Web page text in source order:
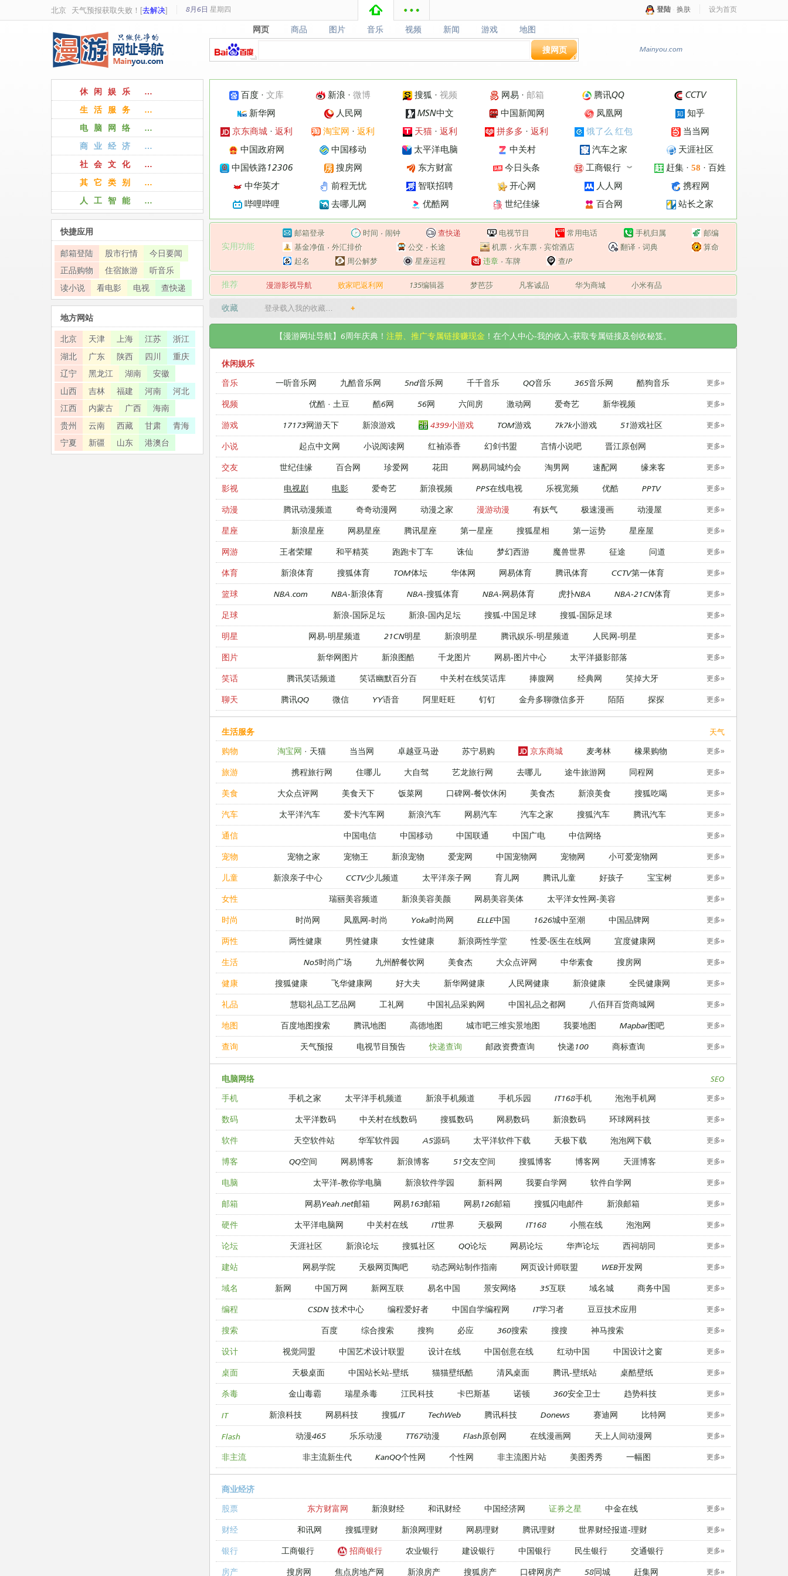
北京 天气预报获取失败！[去解决] 8月6日 星期四 登陆 换肤 设为首页
网页
网页 商品
商品 图片
图片 音乐
音乐 视频
视频 新闻
新闻 游戏
游戏 地图
地图
搜网页 Mainyou.com
百度· 文库 新浪 · 微博 搜狐 · 视频 网易 · 邮箱 腾讯QQ
CCTV
新华网
人民网 MSN中文 中国新闻网 凤凰网
知乎
京东商城· 返利 淘宝网 · 返利 天猫· 返利 拼多多 · 返利 饿了么 红包
当当网
中国政府网
中国移动 太平洋电脑 中关村 汽车之家
天涯社区
中国铁路12306
搜房网 东方财富 今日头条 工商银行 ︾ 赶集 · 58 · 百姓
中华英才
前程无忧 智联招聘 开心网 人人网
携程网
哔哩哔哩
去哪儿网 优酷网 世纪佳缘 百合网 站长之家
实用功能
邮箱登录 时间· 闹钟 查快递 电视节目 常用电话 手机归属
邮编
基金净值 · 外汇排价 公交 ·长途 机票· 火车票· 宾馆酒店 翻译· 词典
算命
起名
周公解梦 星座运程 违章 · 车牌 查IP
推荐 漫游影视导航 败家吧返利网 135编辑器 梦芭莎 凡客诚品 华为商城 小米有品
收藏 登录载入我的收藏… +
【漫游网址导航】6周年庆典！ 注册、推广专属链接赚现金 ！在个人中心-我的收入-获取专属链接及创收秘笈。
休闲娱乐
音乐
一听音乐网 九酷音乐网 5nd音乐网 千千音乐 QQ音乐 365音乐网 酷狗音乐 更多»
视频 优酷 · 土豆 酷6网 56网 六间房 激动网 爱奇艺 新华视频 更多»
游戏 17173网游天下 新浪游戏 4399小游戏 TOM游戏 7k7k小游戏 51游戏社区 更多»
小说 起点中文网 小说阅读网 红袖添香 幻剑书盟 言情小说吧 晋江原创网 更多»
交友 世纪佳缘 百合网 珍爱网 花田 网易同城约会 淘男网 速配网 缘来客 更多»
影视 电视剧 电影 爱奇艺 新浪视频 PPS在线电视 乐视宽频 优酷 PPTV 更多»
动漫 腾讯动漫频道 奇奇动漫网 动漫之家 漫游动漫 有妖气 极速漫画 动漫屋 更多»
星座 新浪星座 网易星座 腾讯星座 第一星座 搜狐星相 第一运势 星座屋 更多»
网游 王者荣耀 和平精英 跑跑卡丁车 诛仙 梦幻西游 魔兽世界 征途 问道 更多»
体育 新浪体育 搜狐体育 TOM体坛 华体网 网易体育 腾讯体育 CCTV第一体育 更多»
篮球 NBA.com NBA-新浪体育 NBA-搜狐体育 NBA-网易体育 虎扑NBA NBA-21CN体育 更多»
足球 新浪-国际足坛 新浪-国内足坛 搜狐-中国足球 搜狐-国际足球 更多»
明星 网易-明星频道 21CN明星 新浪明星 腾讯娱乐-明星频道 人民网-明星 更多»
图片 新华网图片 新浪图酷 千龙图片 网易-图片中心 太平洋摄影部落 更多»
笑话 腾讯笑话频道 笑话幽默百分百 中关村在线笑话库 捧腹网 经典网 笑掉大牙 更多»
聊天 腾讯QQ 微信 YY语音 阿里旺旺 钉钉 金舟多聊微信多开 陌陌 探探 更多»
天气
生活服务
购物
淘宝网 · 天猫 当当网 卓越亚马逊 苏宁易购 京东商城 麦考林 橡果购物 更多»
旅游 携程旅行网 住哪儿 大自驾 艺龙旅行网 去哪儿 途牛旅游网 同程网 更多»
美食 大众点评网 美食天下 饭菜网 口碑网-餐饮休闲 美食杰 新浪美食 搜狐吃喝 更多»
汽车 太平洋汽车 爱卡汽车网 新浪汽车 网易汽车 汽车之家 搜狐汽车 腾讯汽车 更多»
通信 中国电信 中国移动 中国联通 中国广电 中信网络 更多»
宠物 宠物之家 宠物王 新浪宠物 爱宠网 中国宠物网 宠物网 ​小可爱宠物网 更多»
儿童 新浪亲子中心 CCTV少儿频道 太平洋亲子网 育儿网 腾讯儿童 好孩子 宝宝树 更多»
女性 瑞丽美容频道 新浪美容美颜 网易美容美体 太平洋女性网-美容 更多»
时尚 时尚网 凤凰网-时尚 Yoka时尚网 ELLE中国 1626城中至潮 中国品牌网 更多»
两性 两性健康 男性健康 女性健康 新浪两性学堂 性爱-医生在线网 宜度健康网 更多»
生活 No5时尚广场 九州醉餐饮网 美食杰 大众点评网 中华素食 搜房网 更多»
健康 搜狐健康 飞华健康网 好大夫 新华网健康 人民网健康 新浪健康 全民健康网 更多»
礼品 慧聪礼品工艺品网 工礼网 中国礼品采购网 中国礼品之都网 八佰拜百货商城网 更多»
地图 百度地图搜索 腾讯地图 高德地图 城市吧三维实景地图 我要地图 Mapbar图吧 更多»
查询 天气预报 电视节目预告 快递查询 邮政资费查询 快递100 商标查询 更多»
SEO
电脑网络
手机
手机之家 太平洋手机频道 新浪手机频道 手机乐园 IT168手机 泡泡手机网 更多»
数码 太平洋数码 中关村在线数码 搜狐数码 网易数码 新浪数码 环球网科技 更多»
软件 天空软件站 华军软件园 A5源码 太平洋软件下载 天极下载 泡泡网下载 更多»
博客 QQ空间 网易博客 新浪博客 51交友空间 搜狐博客 博客网 天涯博客 更多»
电脑 太平洋-教你学电脑 新浪软件学园 新科网 我要自学网 软件自学网 更多»
邮箱 网易Yeah.net邮箱 网易163邮箱 网易126邮箱 搜狐闪电邮件 新浪邮箱 更多»
硬件 太平洋电脑网 中关村在线 IT世界 天极网 IT168 小熊在线 泡泡网 更多»
论坛 天涯社区 新浪论坛 搜狐社区 QQ论坛 网易论坛 华声论坛 西祠胡同 更多»
建站 网易学院 天极网页陶吧 动态网站制作指南 网页设计师联盟 WEB开发网 更多»
域名 新网 中国万网 新网互联 易名中国 景安网络 35互联 域名城 商务中国 更多»
编程 CSDN 技术中心 编程爱好者 中国自学编程网 IT学习者 豆豆技术应用 更多»
搜索 百度 综合搜索 搜狗 必应 360搜索 搜搜 神马搜索 更多»
设计 视觉同盟 中国艺术设计联盟 设计在线 中国创意在线 红动中国 中国设计之窗 更多»
桌面 天极桌面 中国站长站-壁纸 猫猫壁纸酷 清风桌面 腾讯-壁纸站 桌酷壁纸 更多»
杀毒 金山毒霸 瑞星杀毒 江民科技 卡巴斯基 诺顿 360安全卫士 趋势科技 更多»
IT 新浪科技 网易科技 搜狐IT TechWeb 腾讯科技 Donews 赛迪网 比特网 更多»
Flash 动漫465 乐乐动漫 TT67动漫 Flash原创网 在线漫画网 天上人间动漫网 更多»
非主流 非主流新生代 KanQQ个性网 个性网 非主流图片站 美图秀秀 一幅图 更多»
商业经济
股票
东方财富网 新浪财经 和讯财经 中国经济网 证券之星 中金在线 更多»
财经 和讯网 搜狐理财 新浪网理财 网易理财 腾讯理财 世界财经报道-理财 更多»
银行 工商银行 招商银行 农业银行 建设银行 中国银行 民生银行 交通银行 更多»
房产 搜房网 焦点房地产网 新浪房产 搜狐房产 口碑网房产 58同城 赶集网 更多»
休闲娱乐 …
生活服务 …
电脑网络 …
商业经济 …
社会文化 …
其它类别 …
人工智能 …
快捷应用
邮箱登陆 股市行情
今日要闻
正品购物
住宿旅游
听音乐
读小说
看电影 电视 查快递
地方网站
北京 天津 上海 江苏
浙江
湖北
广东 陕西 四川
重庆
辽宁
黑龙江 湖南
安徽
山西
吉林 福建 河南
河北
江西
内蒙古 广西
海南
贵州
云南 西藏 甘肃
青海
宁夏
新疆 山东 港澳台